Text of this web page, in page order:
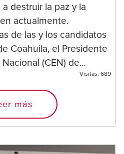
destruir la paz y la
actualmente.
de las y los candidatos
Coahuila, el Presidente
(CEN) de...
Visitas: 689
más